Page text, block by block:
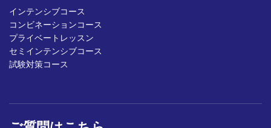
インテンシブコース
コンビネーションコース
プライベートレッスン
セミインテンシブコース
試験対策コース